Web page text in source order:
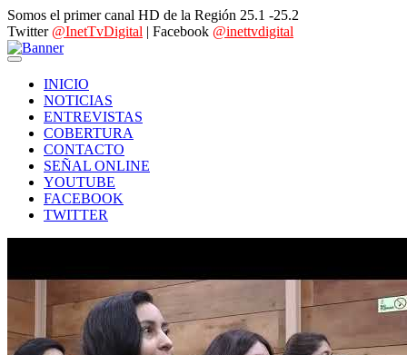
Somos el primer canal HD de la Región 25.1 -25.2
Twitter @InetTvDigital | Facebook @inettvdigital
INICIO
NOTICIAS
ENTREVISTAS
COBERTURA
CONTACTO
SEÑAL ONLINE
YOUTUBE
FACEBOOK
TWITTER